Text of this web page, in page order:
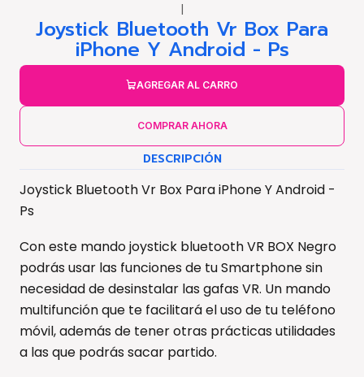
|
Joystick Bluetooth Vr Box Para
iPhone Y Android - Ps
AGREGAR AL CARRO
COMPRAR AHORA
DESCRIPCIÓN
Joystick Bluetooth Vr Box Para iPhone Y Android -
Ps
Con este mando joystick bluetooth VR BOX Negro
podrás usar las funciones de tu Smartphone sin
necesidad de desinstalar las gafas VR. Un mando
multifunción que te facilitará el uso de tu teléfono
móvil, además de tener otras prácticas utilidades
a las que podrás sacar partido.